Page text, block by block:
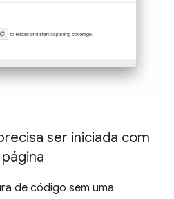
ser iniciada com
de código sem uma